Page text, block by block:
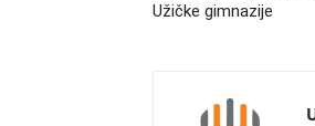
Užičke gimnazije